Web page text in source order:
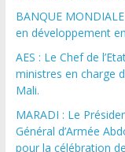
BANQUE
en développement
AES : Le Chef de
ministres en charge
Mali.
MARADI : Le
Général d’Armée
pour la célébration